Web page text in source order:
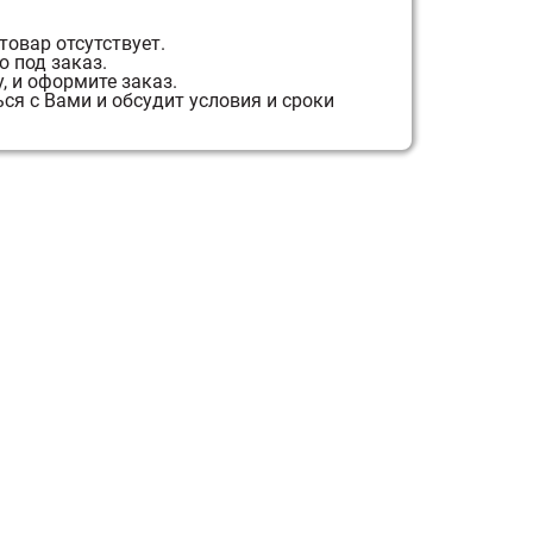
отсутствует.
под заказ.
и оформите заказ.
с Вами и обсудит условия и сроки